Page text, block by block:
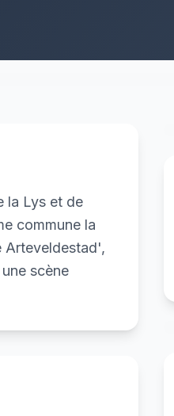
la Lys et de
commune la
Arteveldestad',
scène